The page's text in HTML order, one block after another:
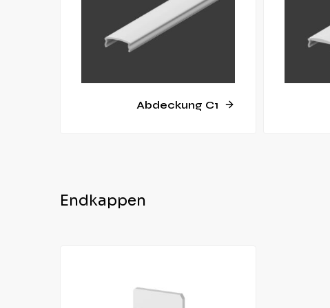
Abdeckung C1
Endkappen